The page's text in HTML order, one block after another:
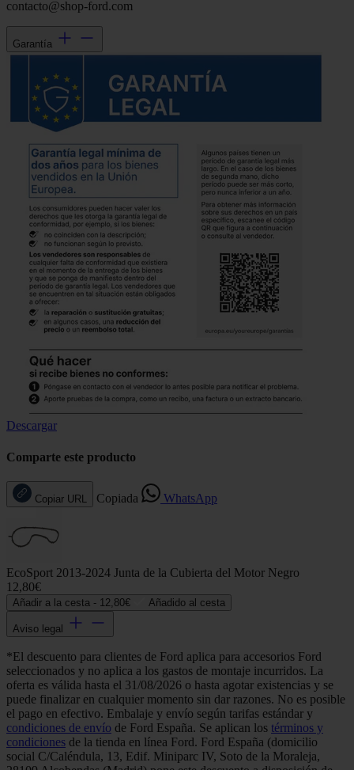
contacto@shop-ford.com
Garantía
Descargar
Comparte este producto
Copiar URL Copiada WhatsApp
EcoSport 2013-2024 Junta de la Cubierta del Motor Negro
12,80€
Añadir a la cesta - 12,80€ Añadido al cesta
Aviso legal
*El descuento para clientes de Ford aplica para accesorios Ford
seleccionados y no aplica a los gastos de montaje incurridos. La
oferta es válida hasta el 31/08/2026 o hasta agotar existencias y se
puede finalizar en cualquier momento sin dar razones. No es posible
el pago en efectivo. Embalaje y envío según tarifas estándar y
condiciones de envío de Ford España. Se aplican los términos y
condiciones de la tienda en línea Ford. Ford España (domicilio
social C/Caléndula, 13, Edif. Miniparc IV, Soto de la Moraleja,